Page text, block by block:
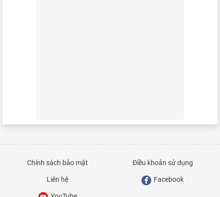
Chính sách bảo mật Điều khoản sử dụng
Liên hệ Facebook